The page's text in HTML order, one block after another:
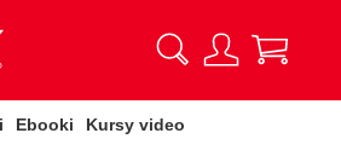
Ebooki Kursy video